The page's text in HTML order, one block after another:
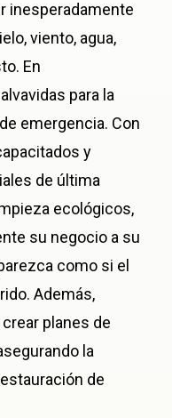
inesperadamente
viento, agua,
En
para la
emergencia. Con
y
de última
ecológicos,
su negocio a su
como si el
Además,
planes de
la
de